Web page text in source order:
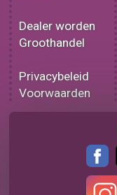
Dealer worden
Groothandel
Privacybeleid
Voorwaarden